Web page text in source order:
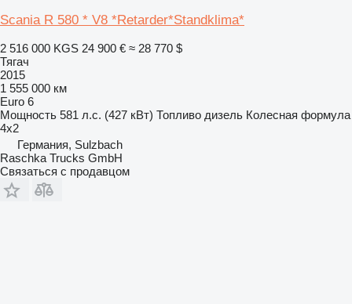
Scania R 580 * V8 *Retarder*Standklima*
2 516 000 KGS 24 900 € ≈ 28 770 $
Тягач
2015
1 555 000 км
Euro 6
Мощность 581 л.с. (427 кВт) Топливо дизель Колесная формула
4x2
Германия, Sulzbach
Raschka Trucks GmbH
Связаться с продавцом